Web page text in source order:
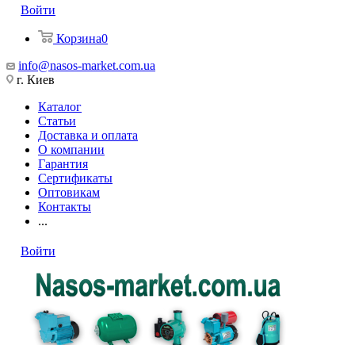
Войти
Корзина0
info@nasos-market.com.ua
г. Киев
Каталог
Статьи
Доставка и оплата
О компании
Гарантия
Сертификаты
Оптовикам
Контакты
...
Войти